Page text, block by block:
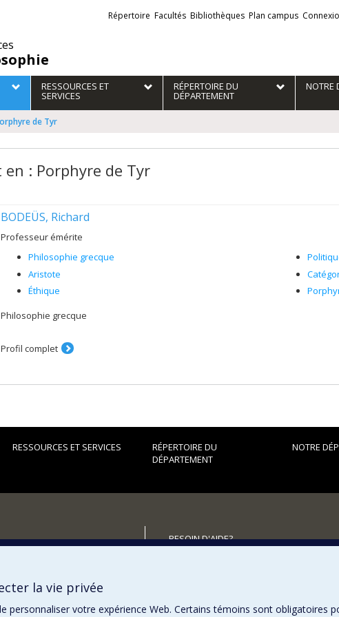
Liens
externes
Répertoire Facultés Bibliothèques Plan campus
RESSOURCES ET
SERVICES
RÉPERTOIRE DU
DÉPARTEMENT
NOTRE
de Tyr
en : Porphyre de Tyr
BODEÜS, Richard
Professeur émérite
Philosophie grecque
Aristote
Éthique
Philosophie grecque
Profil complet
RESSOURCES ET SERVICES
RÉPERTOIRE DU
DÉPARTEMENT
NOTRE
BESOIN D'AIDE?
la vie privée
personnaliser votre expérience Web. Certains témoins sont obligatoires